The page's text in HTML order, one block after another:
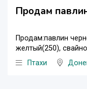
Продам
Продам:павлин
желтый(250),
Птахи